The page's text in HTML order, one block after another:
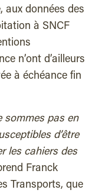
aux données des
à SNCF
n’ont d’ailleurs
à échéance fin
sommes pas en
d’être
les cahiers des
Franck
Transports, que